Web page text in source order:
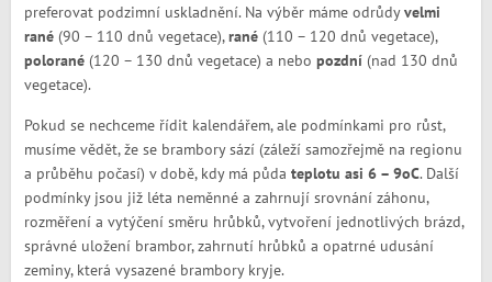
preferovat podzimní uskladnění. Na výběr máme odrůdyvelmi
rané(90 – 110 dnů vegetace),rané(110 – 120 dnů vegetace),
polorané(120 – 130 dnů vegetace) a nebo pozdní(nad 130 dnů
vegetace).
Pokud se nechceme řídit kalendářem, ale podmínkami pro růst,
musíme vědět, že se brambory sází (záleží samozřejmě na regionu
a průběhu počasí) v době, kdy má půda teplotu asi 6 – 9oC. Další
podmínky jsou již léta neměnné a zahrnují srovnání záhonu,
rozměření a vytýčení směru hrůbků, vytvoření jednotlivých brázd,
správné uložení brambor, zahrnutí hrůbků a opatrné udusání
zeminy, která vysazené brambory kryje.